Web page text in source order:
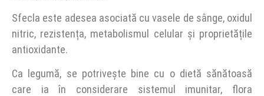
Sfecla este adesea asociată cu vasele de sânge, oxidul
nitric, rezistența, metabolismul celular și proprietățile
antioxidante.
Ca legumă, se potrivește bine cu o dietă sănătoasă
care ia în considerare sistemul imunitar, flora